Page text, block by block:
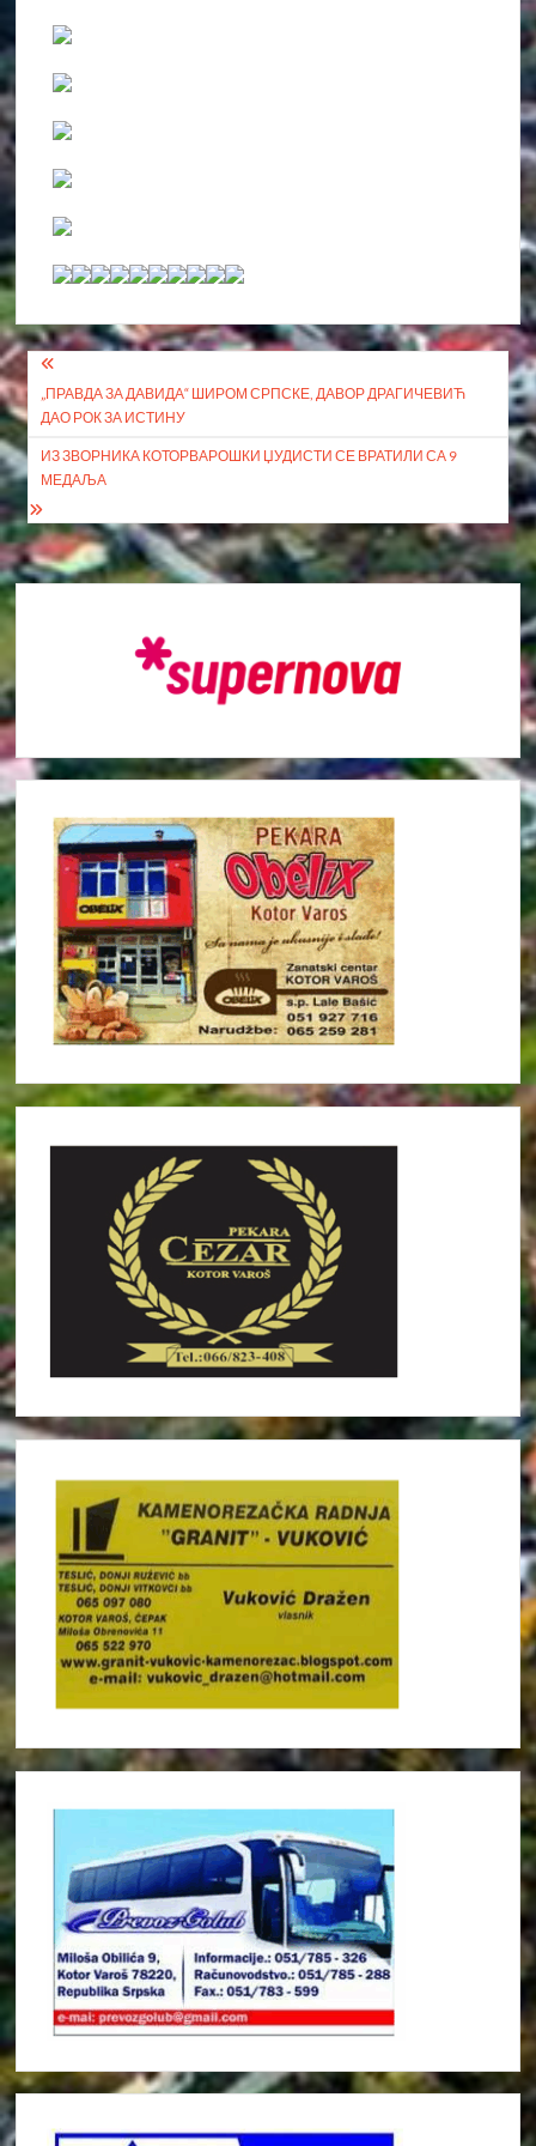
Кретање
чланка
„ПРАВДА ЗА ДАВИДА“ ШИРОМ СРПСКЕ, ДАВОР ДРАГИЧЕВИЋ
ДАО РОК ЗА ИСТИНУ
ИЗ ЗВОРНИКА КОТОРВАРОШКИ ЏУДИСТИ СЕ ВРАТИЛИ СА 9
МЕДАЉА